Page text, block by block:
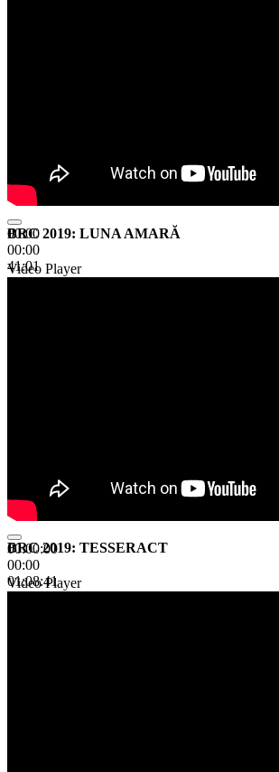
00:00
00:00
41:01
BRC 2019: LUNA AMARĂ
Video Player
00:00:00
00:00
01:08:41
BRC 2019: TESSERACT
Video Player